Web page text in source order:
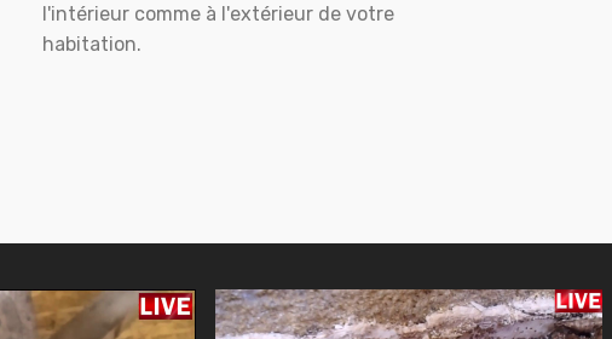
l'intérieur comme à l'extérieur de votre
habitation.